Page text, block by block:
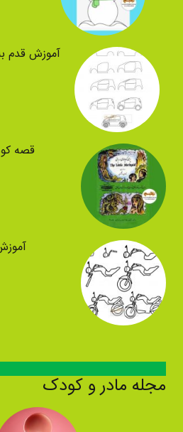
آموزش قدم
قصه
مجله مادر و کودک